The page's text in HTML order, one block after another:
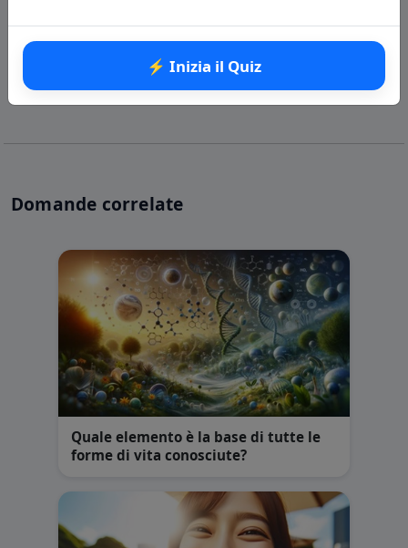
⚡ Inizia il Quiz
⚡ Inizia il Quiz
Domande correlate
Quale elemento è la base di tutte le
forme di vita conosciute?